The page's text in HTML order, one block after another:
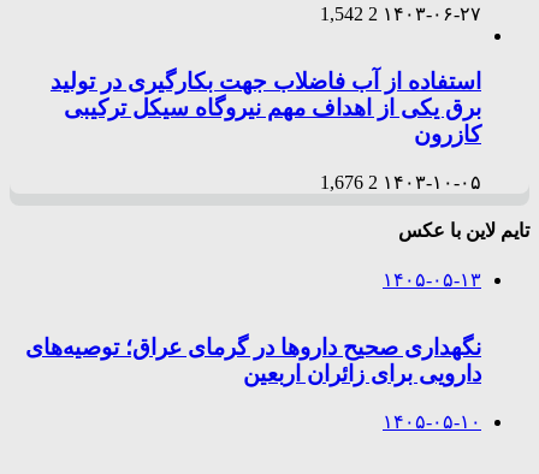
۱۴۰۳-۰۶-۲۷ 2
1,542
استفاده از آب فاضلاب جهت بکارگیری در تولید
برق یکی از اهداف مهم نیروگاه سیکل ترکیبی
کازرون
۱۴۰۳-۱۰-۰۵ 2
1,676
تایم لاین با عکس
۱۴۰۵-۰۵-۱۳
نگهداری صحیح داروها در گرمای عراق؛ توصیه‌های
دارویی برای زائران اربعین
۱۴۰۵-۰۵-۱۰